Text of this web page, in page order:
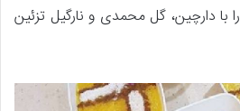
با دارچین، گل محمدی و نارگیل تزئین